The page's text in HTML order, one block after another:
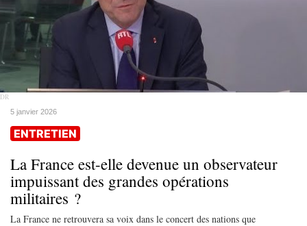
DR
5 janvier 2026
ENTRETIEN
La France est-elle devenue un observateur
impuissant des grandes opérations
militaires ?
La France ne retrouvera sa voix dans le concert des nations que